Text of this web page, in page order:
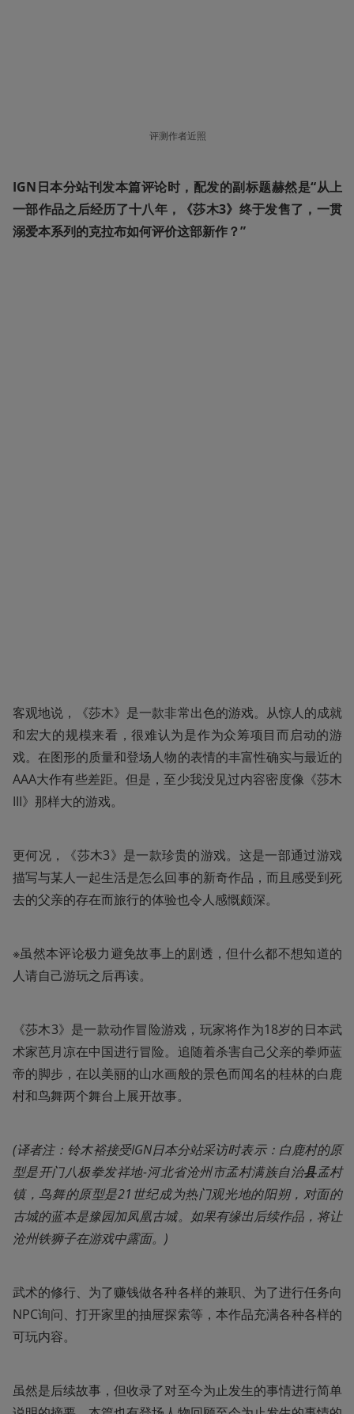
评测作者近照
IGN日本分站刊发本篇评论时，配发的副标题赫然是“从上
一部作品之后经历了十八年，《莎木3》终于发售了，一贯
溺爱本系列的克拉布如何评价这部新作？”
客观地说，《莎木》是一款非常出色的游戏。从惊人的成就
和宏大的规模来看，很难认为是作为众筹项目而启动的游
戏。在图形的质量和登场人物的表情的丰富性确实与最近的
AAA大作有些差距。但是，至少我没见过内容密度像《莎木
III》那样大的游戏。
更何况，《莎木3》是一款珍贵的游戏。这是一部通过游戏
描写与某人一起生活是怎么回事的新奇作品，而且感受到死
去的父亲的存在而旅行的体验也令人感慨颇深。
※虽然本评论极力避免故事上的剧透，但什么都不想知道的
人请自己游玩之后再读。
《莎木3》是一款动作冒险游戏，玩家将作为18岁的日本武
术家芭月凉在中国进行冒险。追随着杀害自己父亲的拳师蓝
帝的脚步，在以美丽的山水画般的景色而闻名的桂林的白鹿
村和鸟舞两个舞台上展开故事。
(译者注：铃木裕接受IGN日本分站采访时表示：白鹿村的原
型是开门八极拳发祥地-河北省沧州市孟村满族自治县孟村
镇，鸟舞的原型是21世纪成为热门观光地的阳朔，对面的
古城的蓝本是豫园加凤凰古城。如果有缘出后续作品，将让
沧州铁狮子在游戏中露面。)
武术的修行、为了赚钱做各种各样的兼职、为了进行任务向
NPC询问、打开家里的抽屉探索等，本作品充满各种各样的
可玩内容。
虽然是后续故事，但收录了对至今为止发生的事情进行简单